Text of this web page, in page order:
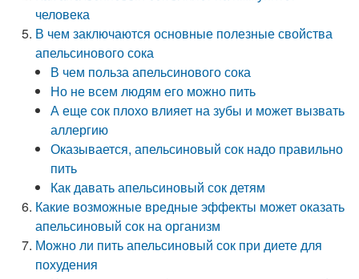
человека
В чем заключаются основные полезные свойства
апельсинового сока
В чем польза апельсинового сока
Но не всем людям его можно пить
А еще сок плохо влияет на зубы и может вызвать
аллергию
Оказывается, апельсиновый сок надо правильно
пить
Как давать апельсиновый сок детям
Какие возможные вредные эффекты может оказать
апельсиновый сок на организм
Можно ли пить апельсиновый сок при диете для
похудения